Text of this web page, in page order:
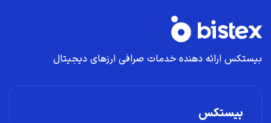
بیستکس ارائه دهنده خدمات صرافی ارز‌های دیجیتال
بیستکس